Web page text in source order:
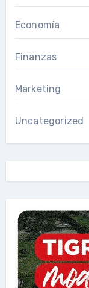
Economía
Finanzas
Marketing
Uncategorized